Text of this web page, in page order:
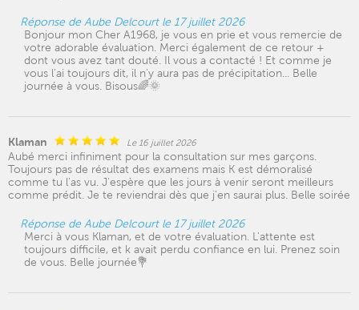
Réponse de Aube Delcourt le 17 juillet 2026
Bonjour mon Cher A1968, je vous en prie et vous remercie de
votre adorable évaluation. Merci également de ce retour +
dont vous avez tant douté. Il vous a contacté ! Et comme je
vous l'ai toujours dit, il n'y aura pas de précipitation... Belle
journée à vous. Bisous🌈🌞
Klaman Le 16 juillet 2026
Aubé merci infiniment pour la consultation sur mes garçons.
Toujours pas de résultat des examens mais K est démoralisé
comme tu l'as vu. J'espère que les jours à venir seront meilleurs
comme prédit. Je te reviendrai dès que j'en saurai plus. Belle soirée
Réponse de Aube Delcourt le 17 juillet 2026
Merci à vous Klaman, et de votre évaluation. L'attente est
toujours difficile, et k avait perdu confiance en lui. Prenez soin
de vous. Belle journée💐